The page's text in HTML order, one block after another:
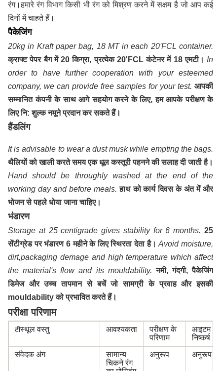
रंग।हमारे रंग विभाग किसी भी रंग को मिश्रण करने में सक्षम है जो आप कई
दिनों में चाहते हैं।
पैकेजिंग
20kg in Kraft paper bag, 18 MT in each 20'FCL container.
क्राफ्ट पेपर बैग में 20 किग्रा, प्रत्येक 20'FCL कंटेनर में 18 एमटी। In
order to have further cooperation with your esteemed
company, we can provide free samples for your test. आपकी
सम्मानित कंपनी के साथ आगे सहयोग करने के लिए, हम आपके परीक्षण के
लिए नि: शुल्क नमूने प्रदान कर सकते हैं।
हैंडलिंग
It is advisable to wear a dust musk while empting the bags.
थैलियों को खाली करते समय एक धूल कस्तूरी पहनने की सलाह दी जाती है।
Hand should be throughly washed at the end of the
working day and before meals. हाथ को कार्य दिवस के अंत में और
भोजन से पहले धोया जाना चाहिए।
भंडारण
Storage at 25 centigrade gives stability for 6 months. 25
सेंटीग्रेड पर भंडारण 6 महीने के लिए स्थिरता देता है। Avoid moisture,
dirt,packaging demage and high temperature which affect
the material's flow and its mouldability. नमी, गंदगी, पैकेजिंग
डिमेज और उच्च तापमान से बचें जो सामग्री के प्रवाह और इसकी
mouldability को प्रभावित करते हैं।
परीक्षा परिणाम
टीस्थूल वस्तु आवश्यकता
परीक्षण के
परिणाम
आइटम
निष्कर्ष
संवेदक अंग
सामान्य
चिकने रंग
अनुरूप अनुरूप